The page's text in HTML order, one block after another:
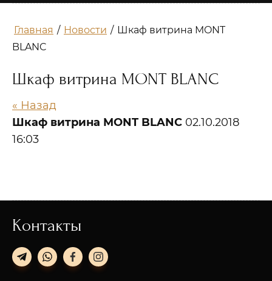
Главная / Новости / Шкаф витрина MONT
BLANC
Шкаф витрина MONT BLANC
« Назад
Шкаф витрина MONT BLANC 02.10.2018
16:03
Контакты